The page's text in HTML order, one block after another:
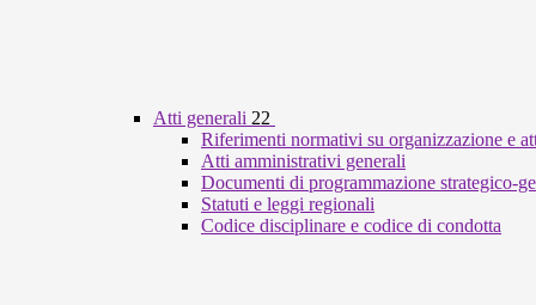
Atti generali 22
Riferimenti normativi su organizzazione e
Atti amministrativi generali
Documenti di programmazione strategico-
Statuti e leggi regionali
Codice disciplinare e codice di condotta